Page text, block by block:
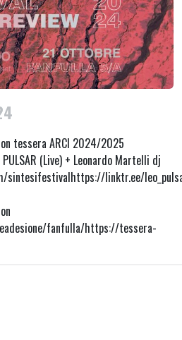
tessera ARCI 2024/2025
(Live) + Leonardo Martelli dj
sintesifestivalhttps://linktr.ee/
fanfulla/https://tessera-